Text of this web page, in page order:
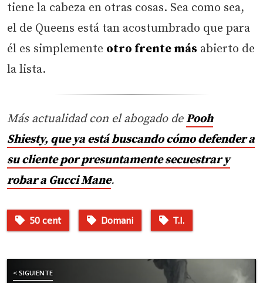
tiene la cabeza en otras cosas. Sea como sea,
el de Queens está tan acostumbrado que para
él es simplemente otro frente más abierto de
la lista.
Más actualidad con el abogado dePooh
Shiesty, que ya está buscando cómo defender a
su cliente por presuntamente secuestrar y
robar a Gucci Mane.
50 cent Domani T.I.
< SIGUIENTE